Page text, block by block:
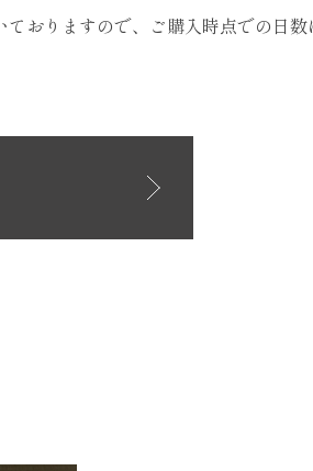
おりますので、ご購入時点での日数